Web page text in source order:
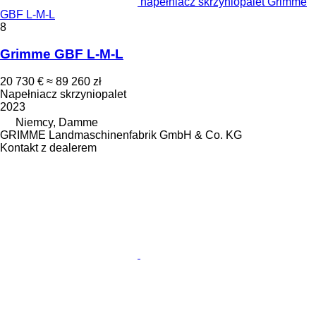
GBF L-M-L
8
Grimme GBF L-M-L
20 730 € ≈ 89 260 zł
Napełniacz skrzyniopalet
2023
Niemcy, Damme
GRIMME Landmaschinenfabrik GmbH & Co. KG
Kontakt z dealerem